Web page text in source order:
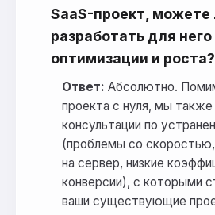
SaaS-проект, можете
разработать для
оптимизации и роста?
Ответ: Абсолютно.
проекта с нуля, мы
консультации по
(проблемы со
на сервер, низкие
конверсии), с которыми
ваши существующие